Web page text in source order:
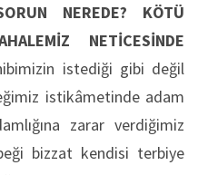
NEREDE? KÖTÜ
NETİCESİNDE
istediği gibi değil
istikâmetinde adam
zarar verdiğimiz
bizzat kendisi terbiye